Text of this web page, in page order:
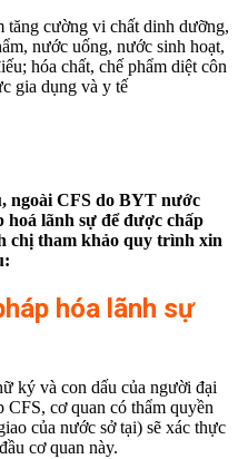
tăng cường vi chất dinh dưỡng,
nước uống, nước sinh hoạt,
hóa chất, chế phẩm diệt côn
gia dụng và y tế
ngoài CFS do BYT nước
lãnh sự để được chấp
chị tham khảo quy trình xin
hóa lãnh sự
ký và con dấu của người đại
CFS, cơ quan có thẩm quyền
của nước sở tại) sẽ xác thực
cơ quan này.